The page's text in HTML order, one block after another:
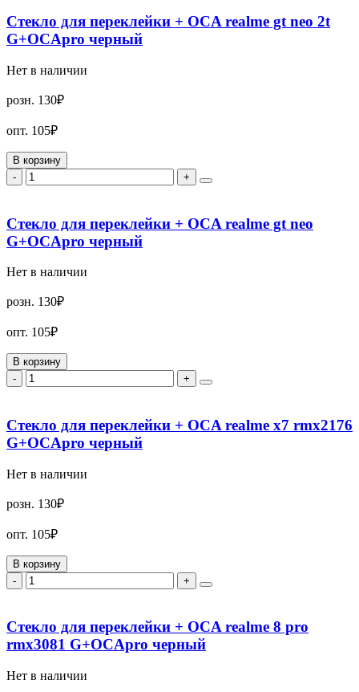
Стекло для переклейки + OCA realme gt neo 2t
G+OCApro черный
Нет в наличии
розн. 130₽
опт. 105₽
В корзину
-
+
Стекло для переклейки + OCA realme gt neo
G+OCApro черный
Нет в наличии
розн. 130₽
опт. 105₽
В корзину
-
+
Стекло для переклейки + OCA realme x7 rmx2176
G+OCApro черный
Нет в наличии
розн. 130₽
опт. 105₽
В корзину
-
+
Стекло для переклейки + OCA realme 8 pro
rmx3081 G+OCApro черный
Нет в наличии